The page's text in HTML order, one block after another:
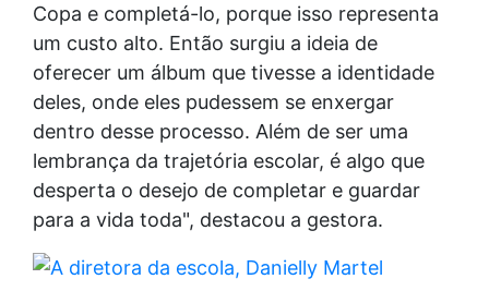
Copa e completá-lo, porque isso representa
um custo alto. Então surgiu a ideia de
oferecer um álbum que tivesse a identidade
deles, onde eles pudessem se enxergar
dentro desse processo. Além de ser uma
lembrança da trajetória escolar, é algo que
desperta o desejo de completar e guardar
para a vida toda", destacou a gestora.